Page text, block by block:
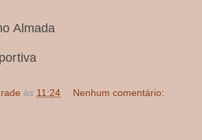
Almada
às 11:24 Nenhum comentário: